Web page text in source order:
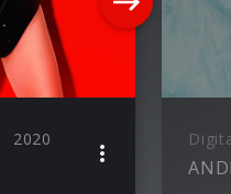
2020